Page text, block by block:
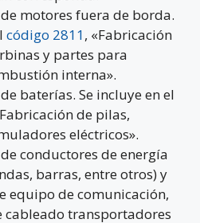
motores fuera de borda.
código 2811, «Fabricación
y partes para
interna».
baterías. Se incluye en el
de pilas,
eléctricos».
conductores de energía
barras, entre otros) y
equipo de comunicación,
cableado transportadores